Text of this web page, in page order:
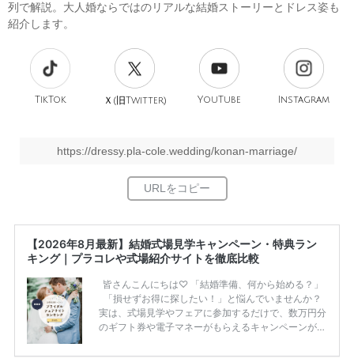
列で解説。大人婚ならではのリアルな結婚ストーリーとドレス姿も
紹介します。
TikTok Ｘ(旧Twitter) YouTube Instagram
https://dressy.pla-cole.wedding/konan-marriage/
【2026年8月最新】結婚式場見学キャンペーン・特典ラン
キング｜プラコレや式場紹介サイトを徹底比較
皆さんこんにちは♡ 「結婚準備、何から始める？」
「損せずお得に探したい！」と悩んでいませんか？
実は、式場見学やフェアに参加するだけで、数万円分
のギフト券や電子マネーがもらえるキャンペーンがあ
ため、比較せずに選ぶと損をしてしまうことも……。